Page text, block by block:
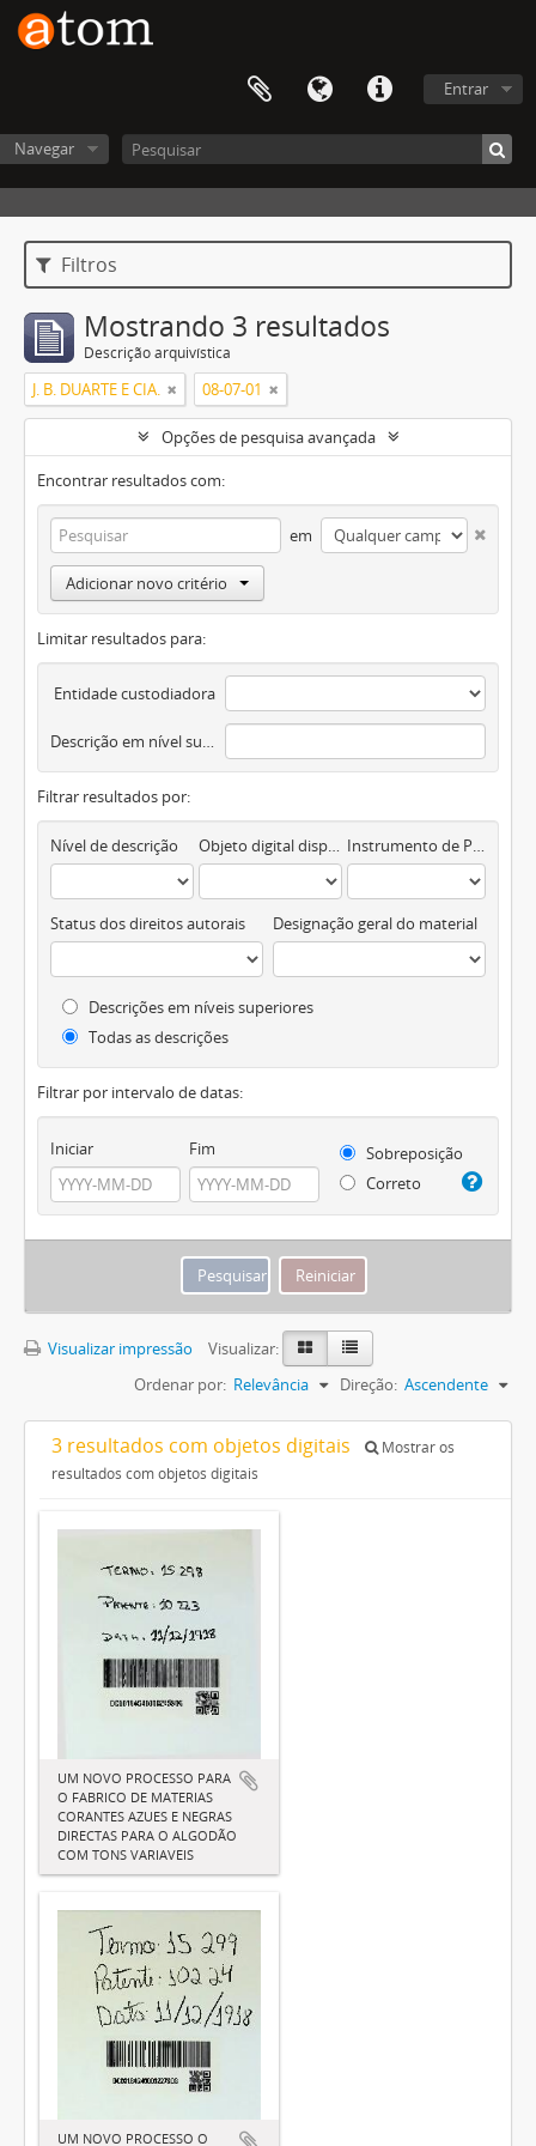
Entrar
Navegar
Filtros
Mostrando 3 resultados
Descrição arquivística
J. B. DUARTE E CIA. 08-07-01
Opções de pesquisa avançada
Encontrar resultados com:
em
Adicionar novo critério
Limitar resultados para:
Entidade custodiadora
Descrição em nível superior
Filtrar resultados por:
Nível de descrição Objeto digital disponível Instrumento de Pesquisa
Status dos direitos autorais Designação geral do material
Descrições em níveis superiores
Todas as descrições
Filtrar por intervalo de datas:
Iniciar Fim
Sobreposição
Correto
Visualizar impressão
Visualizar:
Ordenar por: Relevância Direção: Ascendente
3 resultados com objetos digitais
Mostrar os
resultados com objetos digitais
UM NOVO PROCESSO PARA
O FABRICO DE MATERIAS
CORANTES AZUES E NEGRAS
DIRECTAS PARA O ALGODÃO
COM TONS VARIAVEIS
UM NOVO PROCESSO O